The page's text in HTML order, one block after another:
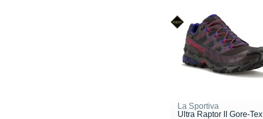
La Sportiva
Ultra Raptor II Gore-Tex